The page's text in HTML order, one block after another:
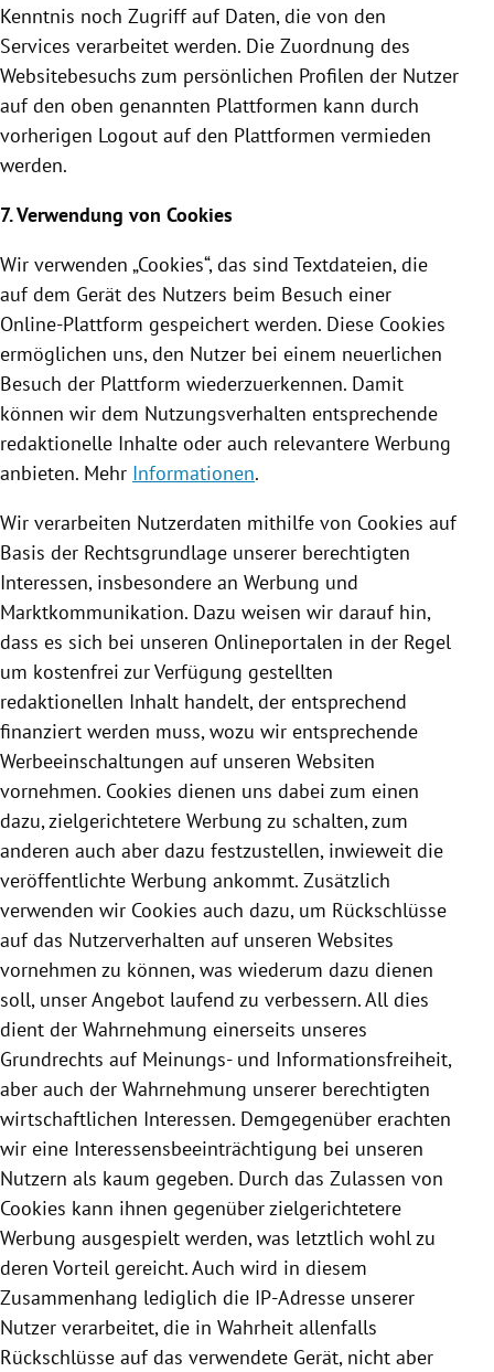
Kenntnis noch Zugriff auf Daten, die von den
Services verarbeitet werden. Die Zuordnung des
Websitebesuchs zum persönlichen Profilen der Nutzer
auf den oben genannten Plattformen kann durch
vorherigen Logout auf den Plattformen vermieden
werden.
7. Verwendung von Cookies
Wir verwenden „Cookies“, das sind Textdateien, die
auf dem Gerät des Nutzers beim Besuch einer
Online-Plattform gespeichert werden. Diese Cookies
ermöglichen uns, den Nutzer bei einem neuerlichen
Besuch der Plattform wiederzuerkennen. Damit
können wir dem Nutzungsverhalten entsprechende
redaktionelle Inhalte oder auch relevantere Werbung
anbieten. Mehr Informationen.
Wir verarbeiten Nutzerdaten mithilfe von Cookies auf
Basis der Rechtsgrundlage unserer berechtigten
Interessen, insbesondere an Werbung und
Marktkommunikation. Dazu weisen wir darauf hin,
dass es sich bei unseren Onlineportalen in der Regel
um kostenfrei zur Verfügung gestellten
redaktionellen Inhalt handelt, der entsprechend
finanziert werden muss, wozu wir entsprechende
Werbeeinschaltungen auf unseren Websiten
vornehmen. Cookies dienen uns dabei zum einen
dazu, zielgerichtetere Werbung zu schalten, zum
anderen auch aber dazu festzustellen, inwieweit die
veröffentlichte Werbung ankommt. Zusätzlich
verwenden wir Cookies auch dazu, um Rückschlüsse
auf das Nutzerverhalten auf unseren Websites
vornehmen zu können, was wiederum dazu dienen
soll, unser Angebot laufend zu verbessern. All dies
dient der Wahrnehmung einerseits unseres
Grundrechts auf Meinungs- und Informationsfreiheit,
aber auch der Wahrnehmung unserer berechtigten
wirtschaftlichen Interessen. Demgegenüber erachten
wir eine Interessensbeeinträchtigung bei unseren
Nutzern als kaum gegeben. Durch das Zulassen von
Cookies kann ihnen gegenüber zielgerichtetere
Werbung ausgespielt werden, was letztlich wohl zu
deren Vorteil gereicht. Auch wird in diesem
Zusammenhang lediglich die IP-Adresse unserer
Nutzer verarbeitet, die in Wahrheit allenfalls
Rückschlüsse auf das verwendete Gerät, nicht aber